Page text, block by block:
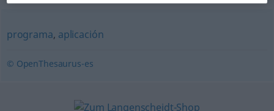
programa, aplicación
© OpenThesaurus-es